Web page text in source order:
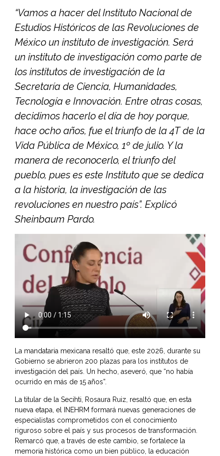
“Vamos a hacer del Instituto Nacional de
Estudios Históricos de las Revoluciones de
México un instituto de investigación. Será
un instituto de investigación como parte de
los institutos de investigación de la
Secretaría de Ciencia, Humanidades,
Tecnología e Innovación. Entre otras cosas,
decidimos hacerlo el día de hoy porque,
hace ocho años, fue el triunfo de la 4T de la
Vida Pública de México, 1º de julio. Y la
manera de reconocerlo, el triunfo del
pueblo, pues es este Instituto que se dedica
a la historia, la investigación de las
revoluciones en nuestro país”. Explicó
Sheinbaum Pardo.
La mandataria mexicana resaltó que, este 2026, durante su
Gobierno se abrieron 200 plazas para los institutos de
investigación del país. Un hecho, aseveró, que “no había
ocurrido en más de 15 años”.
La titular de la Secihti, Rosaura Ruiz, resaltó que, en esta
nueva etapa, el INEHRM formará nuevas generaciones de
especialistas comprometidos con el conocimiento
riguroso sobre el país y sus procesos de transformación.
Remarcó que, a través de este cambio, se fortalece la
memoria histórica como un bien público, la educación